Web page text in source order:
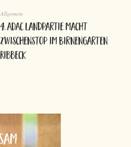
Allgemein
4. ADAC Landpartie macht
Zwischenstop im Birnengarten
Ribbeck